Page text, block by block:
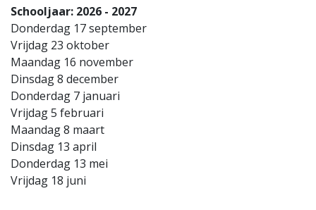
Schooljaar: 2026 - 2027
Donderdag 17 september
Vrijdag 23 oktober
Maandag 16 november
Dinsdag 8 december
Donderdag 7 januari
Vrijdag 5 februari
Maandag 8 maart
Dinsdag 13 april
Donderdag 13 mei
Vrijdag 18 juni